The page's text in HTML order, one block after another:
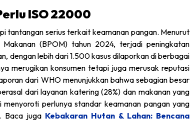
ISO 22000
tantangan serius terkait keamanan pangan. Menurut
(BPOM) tahun 2024, terjadi peningkatan
dengan lebih dari 1.500 kasus dilaporkan di berbagai
merugikan konsumen tetapi juga merusak reputasi
dari WHO menunjukkan bahwa sebagian besar
dari layanan katering (28%) dan makanan yang
perlunya standar keamanan pangan yang
Baca juga Kebakaran Hutan & Lahan: Bencana